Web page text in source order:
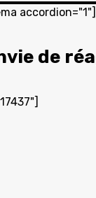
accordion="1"]
de